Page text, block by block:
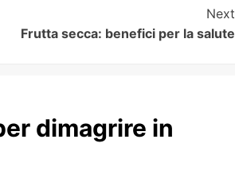
Next
Frutta secca: benefici per la salute
dimagrire in